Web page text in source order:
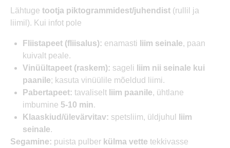
Lähtuge tootja piktogrammidest/juhendist (rullil ja
liimil). Kui infot pole
Fliistapeet (fliisalus): enamasti liim seinale, paan
kuivalt peale.
Vinüültapeet (raskem): sageli liim nii seinale kui
paanile; kasuta vinüülile mõeldud liimi.
Pabertapeet: tavaliselt liim paanile, ühtlane
imbumine 5-10 min.
Klaaskiud/ülevärvitav: spetsliim, üldjuhul
liim
seinale.
Segamine: puista pulber külma vette tekkivasse